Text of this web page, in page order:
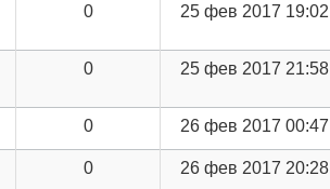
0 25 фев 2017 19:02
0 25 фев 2017 21:58
0 26 фев 2017 00:47
0 26 фев 2017 20:28